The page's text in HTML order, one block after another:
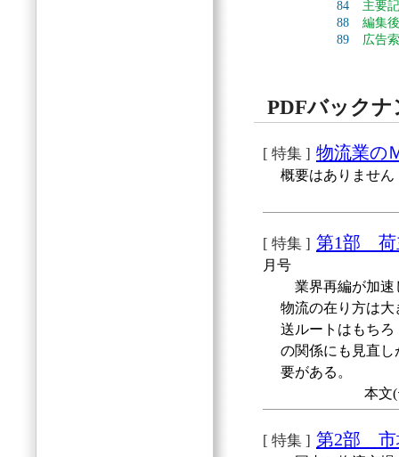
84
主要
88
編集
89
広告
PDFバックナ
[ 特集 ] 物流業の
概要はありません
[ 特集 ] 第1部 荷
月号
業界再編が加速
物流の在り方は
送ルートはもち
の関係にも見直
要がある。
本文
[ 特集 ] 第2部 市